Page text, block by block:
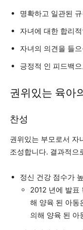
명확하고 일관된
자녀에 대한 합리
자녀의 의견을 들
긍정적 인 피드백
권위있는 육아
찬성
권위있는 부모로서 자
조성합니다. 결과적으
정신 건강 점수가
2012 년에 발표
해 양육 된 아동
의해 양육 된 아